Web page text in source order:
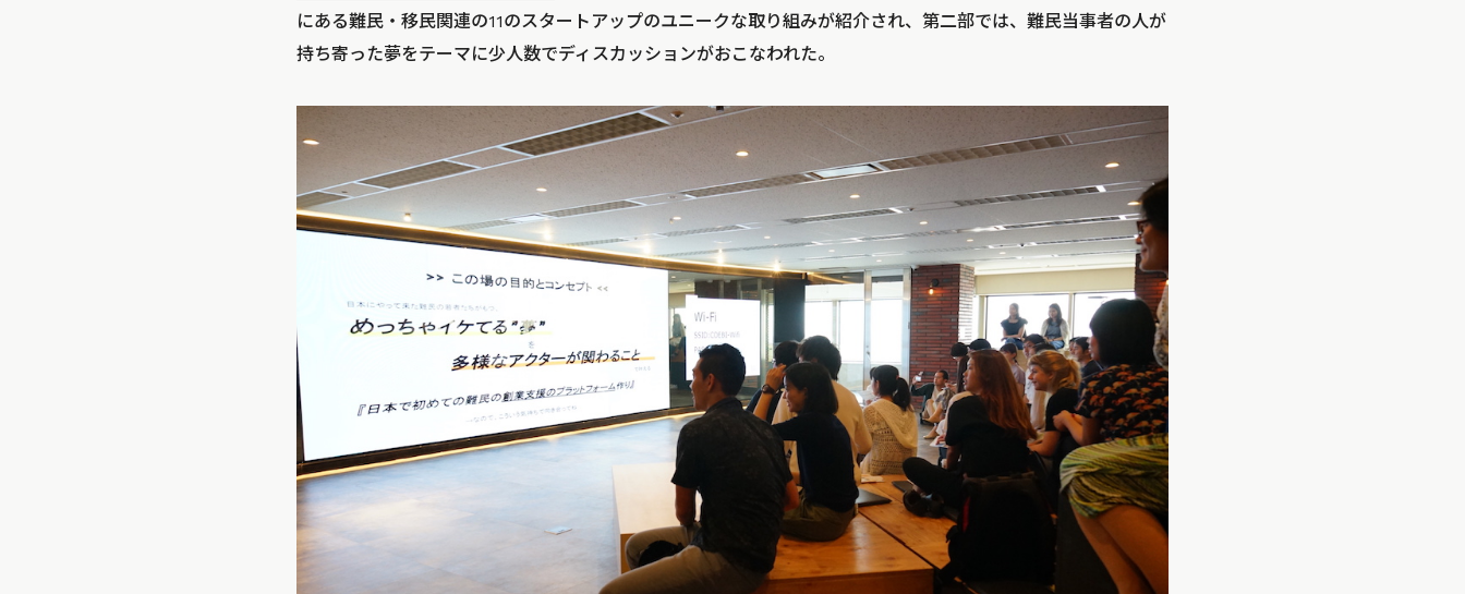
にある難民・移民関連の11のスタートアップのユニークな取り組みが紹介され、第二部では、難民当事者の人が
持ち寄った夢をテーマに少人数でディスカッションがおこなわれた。